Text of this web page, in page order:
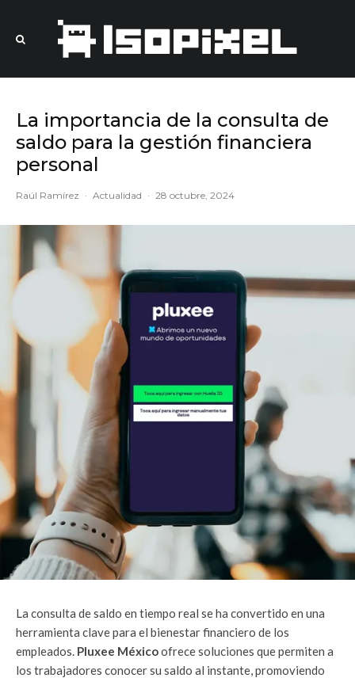
La importancia de la consulta de
saldo para la gestión financiera
personal
Raúl Ramírez · Actualidad · 28 octubre, 2024
La consulta de saldo en tiempo real se ha convertido en una
herramienta clave para el bienestar financiero de los
empleados. Pluxee Méxicoofrece soluciones que permiten a
los trabajadores conocer su saldo al instante, promoviendo